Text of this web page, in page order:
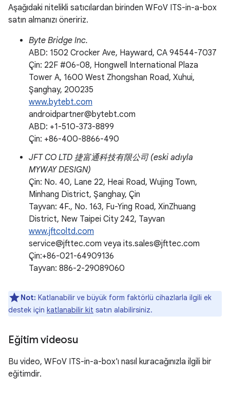
Aşağıdaki nitelikli satıcılardan birinden WFoV ITS-in-a-box
satın almanızı öneririz.
Byte Bridge Inc.
ABD: 1502 Crocker Ave, Hayward, CA 94544-7037
Çin: 22F #06-08, Hongwell International Plaza
Tower A, 1600 West Zhongshan Road, Xuhui,
Şanghay, 200235
www.bytebt.com
androidpartner@bytebt.com
ABD: +1-510-373-8899
Çin: +86-400-8866-490
JFT CO LTD 捷富通科技有限公司 (eski adıyla
MYWAY DESIGN)
Çin: No. 40, Lane 22, Heai Road, Wujing Town,
Minhang District, Şanghay, Çin
Tayvan: 4F., No. 163, Fu-Ying Road, XinZhuang
District, New Taipei City 242, Tayvan
www.jftcoltd.com
service@jfttec.com veya its.sales@jfttec.com
Çin:+86-021-64909136
Tayvan: 886-2-29089060
Not: Katlanabilir ve büyük form faktörlü cihazlarla ilgili ek
destek için katlanabilir kit satın alabilirsiniz.
Eğitim videosu
Bu video, WFoV ITS-in-a-box'ı nasıl kuracağınızla ilgili bir
eğitimdir.